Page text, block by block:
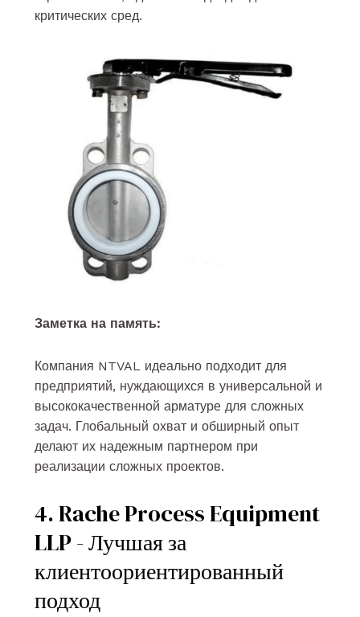
критических сред.
Заметка на память:
Компания NTVAL идеально подходит для
предприятий, нуждающихся в универсальной и
высококачественной арматуре для сложных
задач. Глобальный охват и обширный опыт
делают их надежным партнером при
реализации сложных проектов.
4. Rache Process Equipment
LLP - Лучшая за
клиентоориентированный
подход